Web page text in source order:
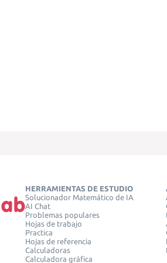
HERRAMIENTAS DE ESTUDIO
Solucionador Matemático de IA
AI Chat
Problemas populares
Hojas de trabajo
Practica
Hojas de referencia
Calculadoras
Calculadora gráfica